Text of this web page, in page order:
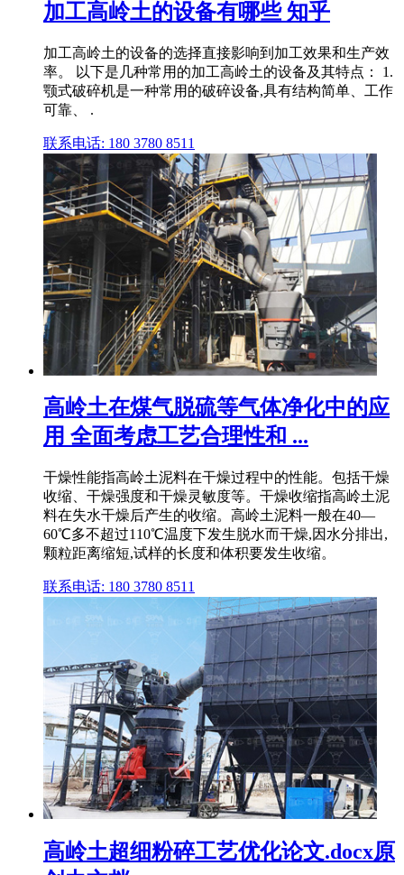
加工高岭土的设备有哪些 知乎
加工高岭土的设备的选择直接影响到加工效果和生产效
率。 以下是几种常用的加工高岭土的设备及其特点： 1.
颚式破碎机是一种常用的破碎设备,具有结构简单、工作
可靠、 .
联系电话: 180 3780 8511
高岭土在煤气脱硫等气体净化中的应
用 全面考虑工艺合理性和 ...
干燥性能指高岭土泥料在干燥过程中的性能。包括干燥
收缩、干燥强度和干燥灵敏度等。干燥收缩指高岭土泥
料在失水干燥后产生的收缩。高岭土泥料一般在40—
60℃多不超过110℃温度下发生脱水而干燥,因水分排出,
颗粒距离缩短,试样的长度和体积要发生收缩。
联系电话: 180 3780 8511
高岭土超细粉碎工艺优化论文.docx原